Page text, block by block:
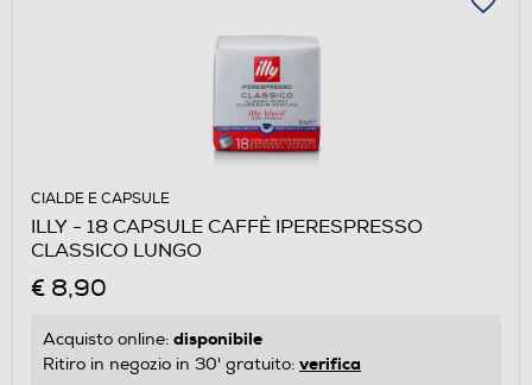
CIALDE E CAPSULE
ILLY - 18 CAPSULE CAFFÈ IPERESPRESSO
CLASSICO LUNGO
€ 8,90
Acquisto online: disponibile
Ritiro in negozio in 30' gratuito: verifica